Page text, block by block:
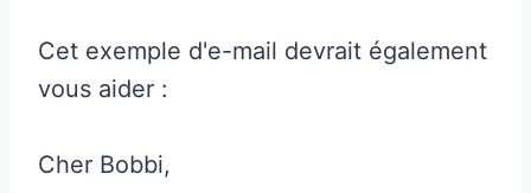
Cet exemple d'e-mail devrait également
vous aider :
Cher Bobbi,